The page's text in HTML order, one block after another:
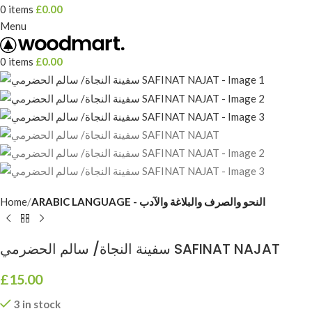
0 items £0.00
Menu
0 items £0.00
Home ARABIC LANGUAGE - النحو والصرف والبلاغة والآدب
سفينة النجاة/ سالم الحضرمي SAFINAT NAJAT
£15.00
3 in stock